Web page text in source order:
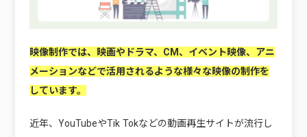
映像制作では、映画やドラマ、CM、イベント映像、アニ
メーションなどで活用されるような様々な映像の制作を
しています。
近年、YouTubeやTik Tokなどの動画再生サイトが流行し